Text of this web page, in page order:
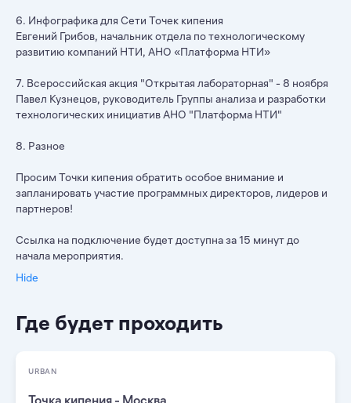
6. Инфографика для Сети Точек кипения
Евгений Грибов, начальник отдела по технологическому
развитию компаний НТИ, АНО «Платформа НТИ»
7. Всероссийская акция "Открытая лабораторная" - 8 ноября
Павел Кузнецов, руководитель Группы анализа и разработки
технологических инициатив АНО "Платформа НТИ"
8. Разное
Просим Точки кипения обратить особое внимание и
запланировать участие программных директоров, лидеров и
партнеров!
Ссылка на подключение будет доступна за 15 минут до
начала мероприятия.
Hide
Где будет проходить
URBAN
Точка кипения - Москва